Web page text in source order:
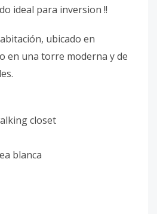
ideal para inversion !!
ubicado en
en una torre moderna y de
closet
blanca